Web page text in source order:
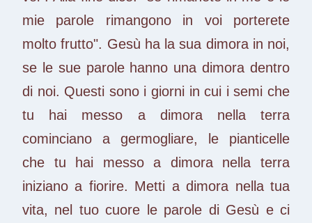
mie parole rimangono in voi porterete
molto frutto". Gesù ha la sua dimora in noi,
se le sue parole hanno una dimora dentro
di noi. Questi sono i giorni in cui i semi che
tu hai messo a dimora nella terra
cominciano a germogliare, le pianticelle
che tu hai messo a dimora nella terra
iniziano a fiorire. Metti a dimora nella tua
vita, nel tuo cuore le parole di Gesù e ci